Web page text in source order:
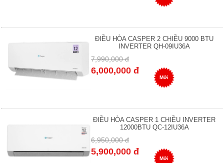
ĐIỀU HÒA CASPER 2 CHIỀU 9000 BTU
INVERTER QH-09IU36A
7,990,000 đ
6,000,000 đ
Mới
ĐIỀU HÒA CASPER 1 CHIỀU INVERTER
12000BTU QC-12IU36A
6,950,000 đ
5,900,000 đ
Mới